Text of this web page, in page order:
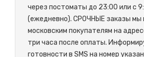
через постоматы до 23:00 или с
(ежедневно). СРОЧНЫЕ заказы мы
московским покупателям на
три часа после оплаты.
готовности в SMS на номер